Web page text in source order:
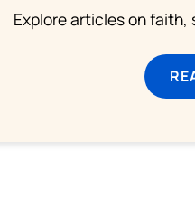
Explore articles on